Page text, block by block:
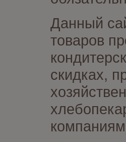
Данный
товаров
скидках,